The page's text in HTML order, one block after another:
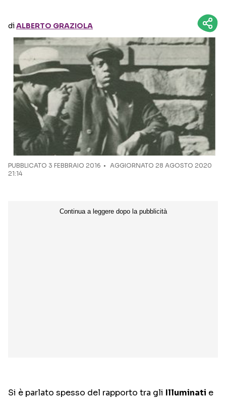
Seguici sui social
diALBERTO GRAZIOLA
PUBBLICATO 3 FEBBRAIO 2016
AGGIORNATO 28 AGOSTO 2020
21:14
Si è parlato spesso del rapporto tra gli Illuminati e